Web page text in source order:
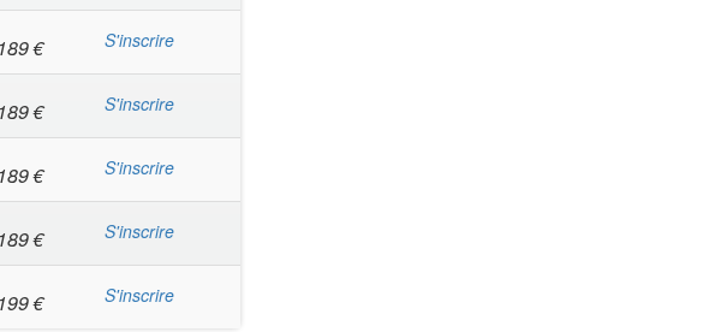
189€ S'inscrire
189€ S'inscrire
189€ S'inscrire
189€ S'inscrire
199€ S'inscrire